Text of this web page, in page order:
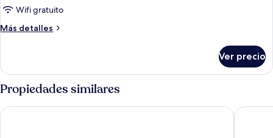
Wifi gratuito
Más detalles
Más
presidencial,
habitaciones,
privada
Ver precio
Propiedades similares
The Ritz-Carlton, Koh Samui Banyan